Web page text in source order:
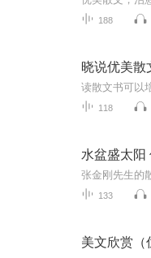
188
晓说优美散
118
水盆盛太阳
133
美文欣赏（